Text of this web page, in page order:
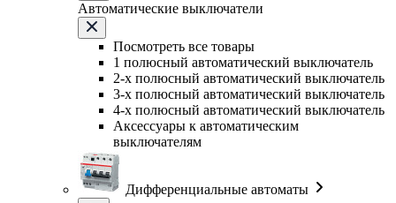
Автоматические выключатели
Посмотреть все товары
1 полюсный автоматический выключатель
2-х полюсный автоматический выключатель
3-х полюсный автоматический выключатель
4-х полюсный автоматический выключатель
Аксессуары к автоматическим
выключателям
Дифференциальные автоматы